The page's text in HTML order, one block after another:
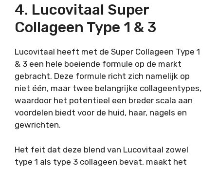
4. Lucovitaal Super
Collageen Type 1 & 3
Lucovitaal heeft met de Super Collageen Type 1
& 3 een hele boeiende formule op de markt
gebracht. Deze formule richt zich namelijk op
niet één, maar twee belangrijke collageentypes,
waardoor het potentieel een breder scala aan
voordelen biedt voor de huid, haar, nagels en
gewrichten.
Het feit dat deze blend van Lucovitaal zowel
type 1 als type 3 collageen bevat, maakt het